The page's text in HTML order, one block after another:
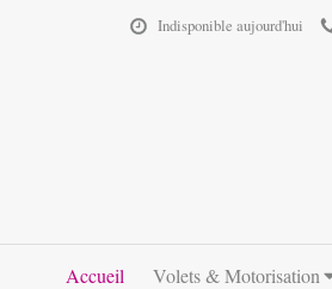
Indisponible aujourd'hui
Accueil Volets & Motorisation